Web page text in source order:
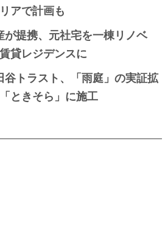
アで計画も
が提携、元社宅を一棟リノベ
貸レジデンスに
トラスト、「雨庭」の実証拡
ときそら」に施工